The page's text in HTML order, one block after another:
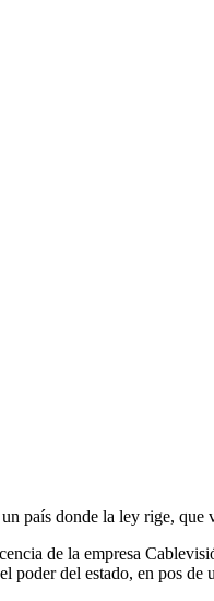
país donde la ley rige,
de la empresa
poder del estado, en pos